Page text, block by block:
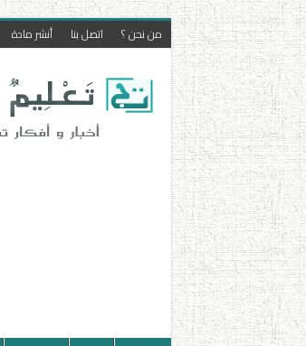
من نحن ؟ اتصل بنا أنشر مادة